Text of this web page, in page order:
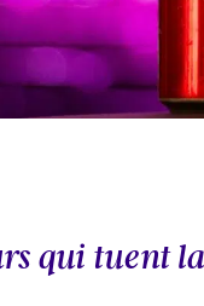
qui tuent